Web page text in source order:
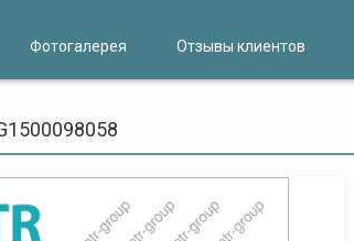
Фотогалерея Отзывы клиентов